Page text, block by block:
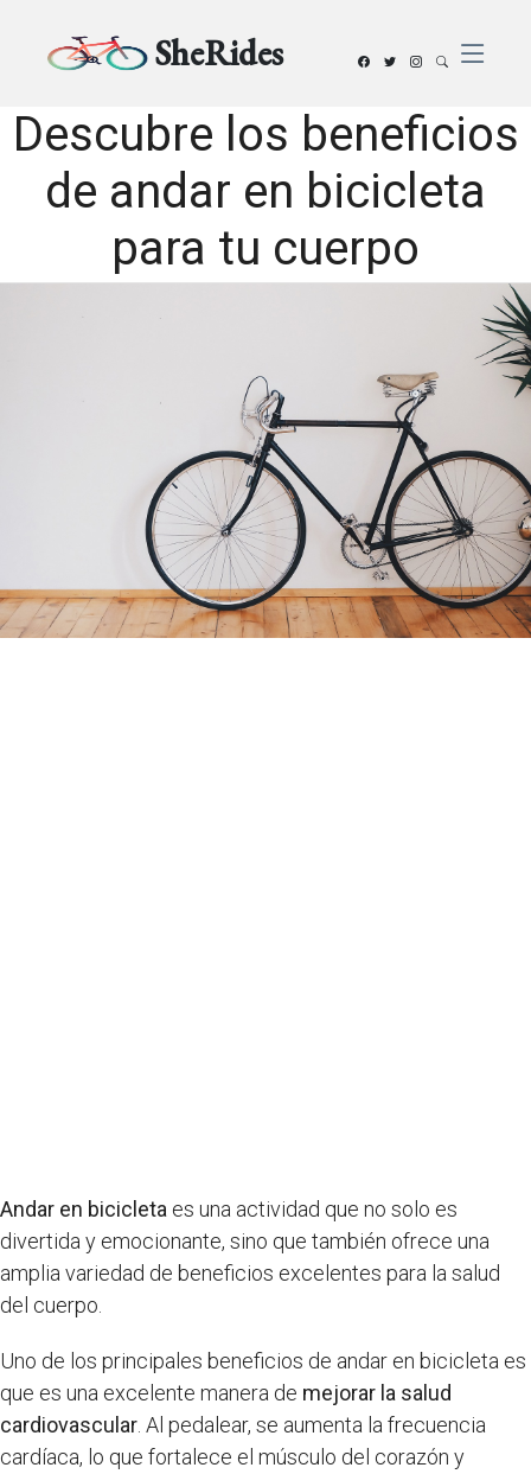
SheRides
Descubre los beneficios
de andar en bicicleta
para tu cuerpo
Andar en bicicleta es una actividad que no solo es
divertida y emocionante, sino que también ofrece una
amplia variedad de beneficios excelentes para la salud
del cuerpo.
Uno de los principales beneficios de andar en bicicleta es
que es una excelente manera de mejorar la salud
cardiovascular . Al pedalear, se aumenta la frecuencia
cardíaca, lo que fortalece el músculo del corazón y